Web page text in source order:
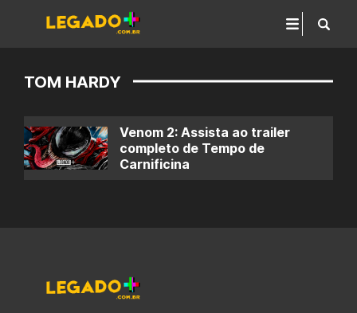
TOM HARDY
Venom 2: Assista ao trailer
completo de Tempo de
Carnificina